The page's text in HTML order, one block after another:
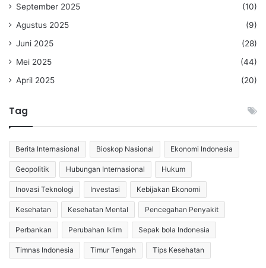
September 2025
(10)
Agustus 2025
(9)
Juni 2025
(28)
Mei 2025
(44)
April 2025
(20)
Tag
Berita Internasional Bioskop Nasional Ekonomi Indonesia
Geopolitik Hubungan Internasional Hukum
Inovasi Teknologi Investasi Kebijakan Ekonomi
Kesehatan Kesehatan Mental Pencegahan Penyakit
Perbankan Perubahan Iklim Sepak bola Indonesia
Timnas Indonesia Timur Tengah Tips Kesehatan